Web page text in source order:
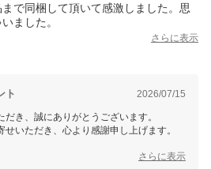
で同梱して頂いて感激しました。思
ました。
さらに表示
ト 2026/07/15
き、誠にありがとうございます。
いただき、心より感謝申し上げます。
だけたとのこと、大変嬉しく思います?
さらに表示